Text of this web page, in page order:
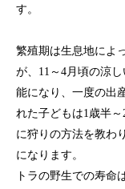
す。
繁殖期は生息地によ
が、11～4月頃の涼
能になり、一度の出
れた子どもは1歳半
に狩りの方法を教わ
になります。
トラの野生での寿命